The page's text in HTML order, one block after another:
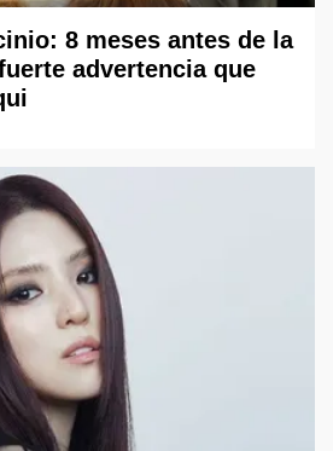
8 meses antes de la
advertencia que